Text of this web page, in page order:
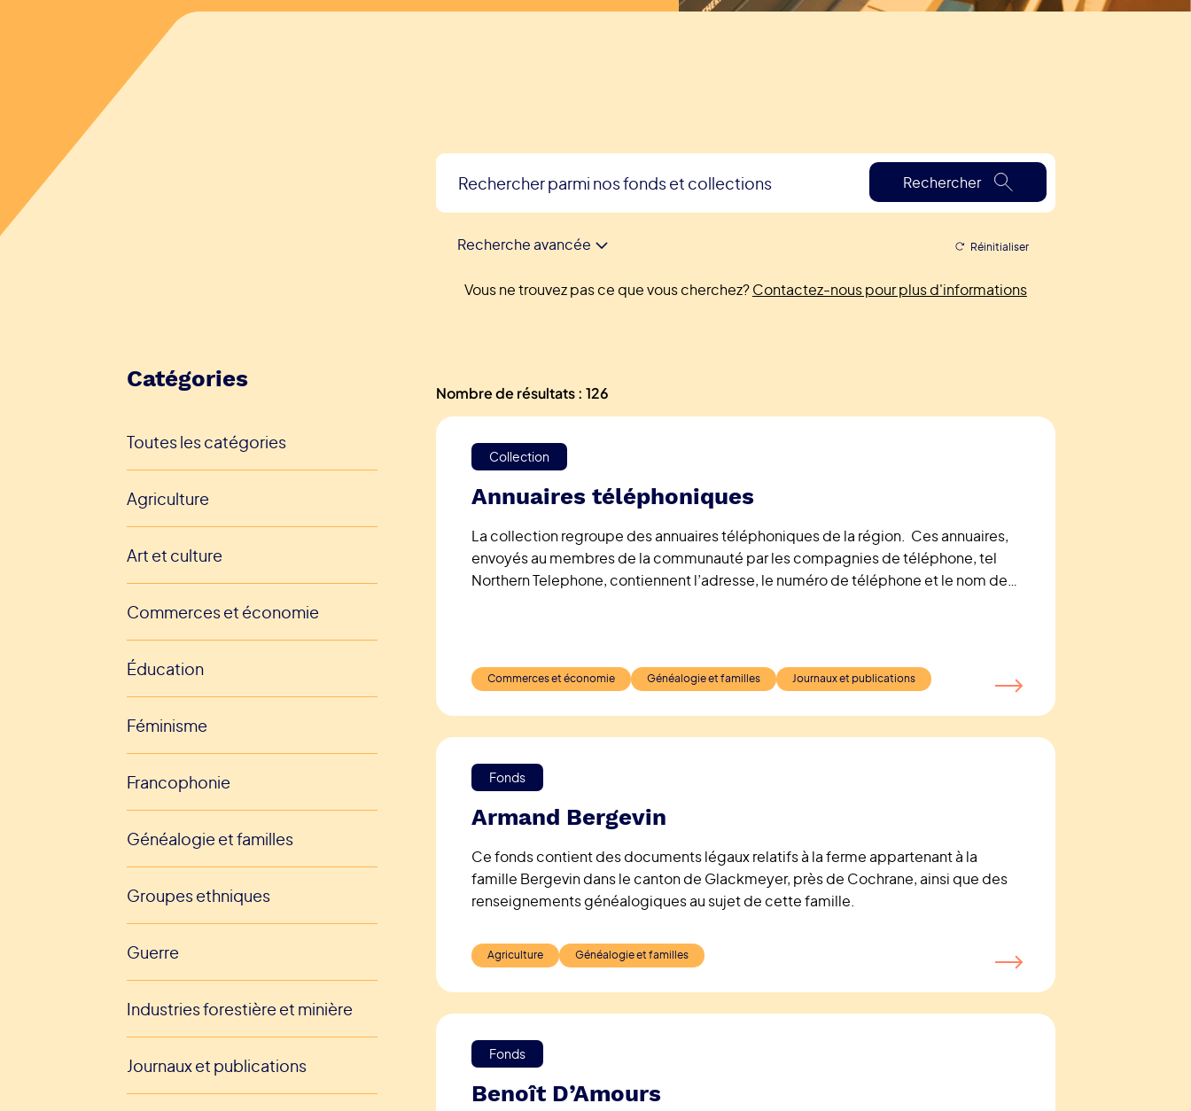
Catégories
Toutes les catégories
Agriculture
Art et culture
Commerces et économie
Éducation
Féminisme
Francophonie
Généalogie et familles
Groupes ethniques
Guerre
Industries forestière et minière
Journaux et publications
Rechercher
Recherche avancée Réinitialiser
Vous ne trouvez pas ce que vous cherchez?Contactez-nous pour plus d'informations
Nombre de résultats : 126
Collection
Annuaires téléphoniques
La collection regroupe des annuaires téléphoniques de la région. Ces annuaires,
envoyés au membres de la communauté par les compagnies de téléphone, tel
Northern Telephone, contiennent l’adresse, le numéro de téléphone et le nom de
Commerces et économie Généalogie et familles Journaux et publications
Fonds
Armand Bergevin
Ce fonds contient des documents légaux relatifs à la ferme appartenant à la
famille Bergevin dans le canton de Glackmeyer, près de Cochrane, ainsi que des
renseignements généalogiques au sujet de cette famille.
Agriculture Généalogie et familles
Fonds
Benoît D’Amours